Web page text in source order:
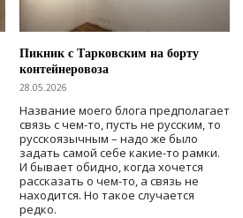
Пикник с Тарковским на борту
контейнеровоза
28.05.2026
Название моего блога предполагает
связь с чем-то, пусть не русским, то
русскоязычным – надо же было
задать самой себе какие-то рамки.
И бывает обидно, когда хочется
рассказать о чем-то, а связь не
находится. Но такое случается
редко.